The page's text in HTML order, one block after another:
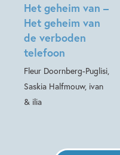
Het geheim van –
Het geheim van
de verboden
telefoon
Fleur Doornberg-Puglisi,
Saskia Halfmouw, ivan
& ilia